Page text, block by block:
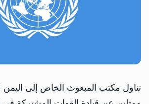
تناول مكتب المبعوث الخاص إلى